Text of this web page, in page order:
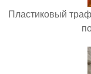
Пластиковый